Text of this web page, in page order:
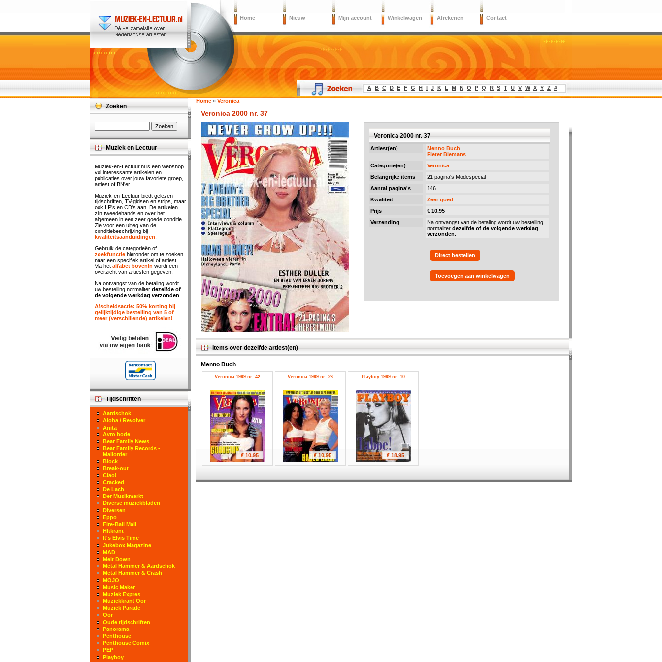
Home Nieuw Mijn account Winkelwagen Afrekenen Contact
A B C D E F G H I J K L M N O P Q R S T U V W X Y Z #
Home » Veronica
Veronica 2000 nr. 37
Veronica 2000 nr. 37
Artiest(en)
Menno Buch
Pieter Biemans
Categorie(ën)
Veronica
Belangrijke items
21 pagina's Modespecial
Aantal pagina's
146
Kwaliteit
Zeer goed
Prijs
€ 10.95
Verzending
Na ontvangst van de betaling wordt uw bestelling
normaliter dezelfde of de volgende werkdag
verzonden
Direct bestellen
Toevoegen aan winkelwagen
Items over dezelfde artiest(en)
Menno Buch
Veronica 1999 nr. 42
€ 10.95
Veronica 1999 nr. 26
€ 10.95
Playboy 1999 nr. 10
€ 18.95
Zoeken
Muziek en Lectuur
Muziek-en-Lectuur.nl is een webshop
vol interessante artikelen en
publicaties over jouw favoriete groep,
artiest of BN'er.
Muziek-en-Lectuur biedt gelezen
tijdschriften, TV-gidsen en strips, maar
ook LP's en CD's aan. De artikelen
zijn tweedehands en over het
algemeen in een zeer goede conditie.
Zie voor een uitleg van de
conditiebeschrijving bij
kwaliteitsaanduidingen
Gebruik de categorieën of
zoekfunctie hieronder om te zoeken
naar een specifiek artikel of artiest.
Via het alfabet bovenin wordt een
overzicht van artiesten gegeven.
Na ontvangst van de betaling wordt
uw bestelling normaliter dezelfde of
de volgende werkdag verzonden
Afscheidsactie: 50% korting bij
gelijktijdige bestelling van 5 of
meer (verschillende) artikelen!
Tijdschriften
Aardschok
Aloha / Revolver
Anita
Avro bode
Bear Family News
Bear Family Records -
Mailorder
Block
Break-out
Ciao!
Cracked
De Lach
Der Musikmarkt
Diverse muziekbladen
Diversen
Eppo
Fire-Ball Mail
Hitkrant
It's Elvis Time
Jukebox Magazine
MAD
Melt Down
Metal Hammer & Aardschok
Metal Hammer & Crash
MOJO
Music Maker
Muziek Expres
Muziekkrant Oor
Muziek Parade
Oor
Oude tijdschriften
Panorama
Penthouse
Penthouse Comix
PEP
Playboy